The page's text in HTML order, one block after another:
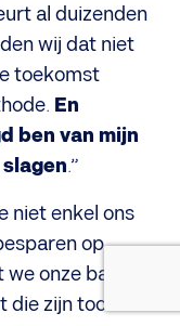
al duizenden
wij dat niet
toekomst
En
ben van mijn
.”
niet enkel ons
op
onze band
zijn toch een